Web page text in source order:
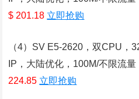
$ 201.18 立即抢购
（4）SV E5-2620，双CPU，
IP，大陆优化，100M/不限流
224.85 立即抢购